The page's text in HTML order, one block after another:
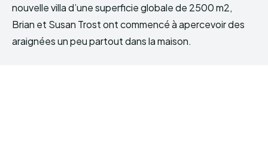
nouvelle villa d’une superficie globale de 2500 m2,
Brian et Susan Trost ont commencé à apercevoir des
araignées un peu partout dans la maison.